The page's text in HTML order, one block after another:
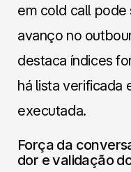
em cold call pode
avanço no
destaca índices
há lista verificada
executada.
Força da
dor e validação